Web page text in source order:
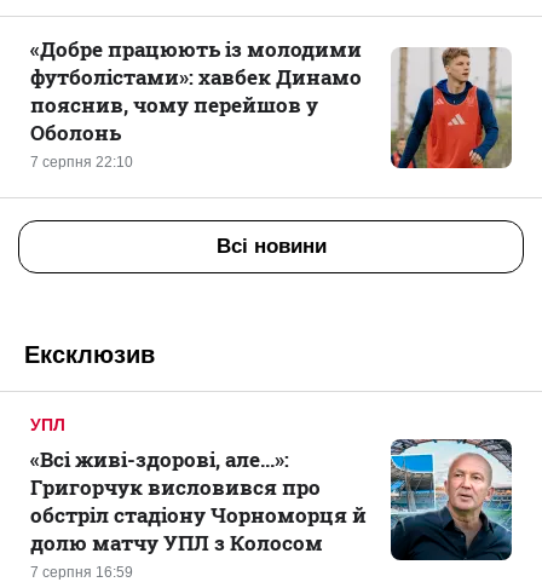
7 серпня 22:10
«Добре працюють із молодими
футболістами»: хавбек Динамо
пояснив, чому перейшов у
Оболонь
Всі новини
Ексклюзив
УПЛ
7 серпня 16:59
«Всі живі-здорові, але...»:
Григорчук висловився про
обстріл стадіону Чорноморця й
долю матчу УПЛ з Колосом